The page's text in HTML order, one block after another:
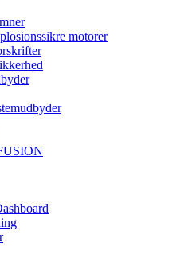
motorer